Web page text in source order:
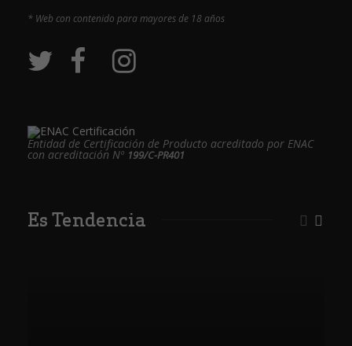
* Web con contenido para mayores de 18 años
Entidad de Certificación de Producto acreditado por ENAC
con acreditación Nº 199/C-PR401
Es Tendencia